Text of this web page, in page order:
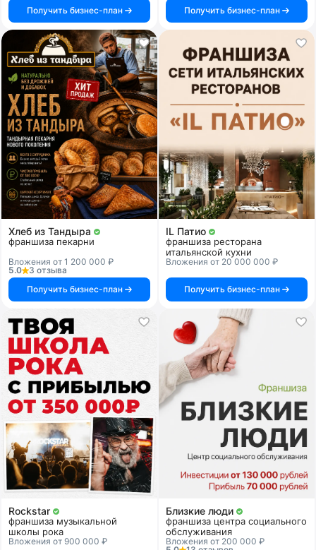
Получить бизнес-план
Получить бизнес-план
Хлеб из Тандыра
франшиза пекарни
Вложения от 1 200 000 ₽
5.0
3 отзыва
Получить бизнес-план
IL Патио
франшиза ресторана
итальянской кухни
Вложения от 20 000 000 ₽
Получить бизнес-план
Rockstar
франшиза музыкальной
школы рока
Вложения от 900 000 ₽
Близкие люди
франшиза центра социального
обслуживания
Вложения от 200 000 ₽